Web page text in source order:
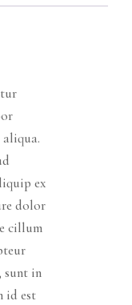
ex
dolor
cillum
sunt in
id est